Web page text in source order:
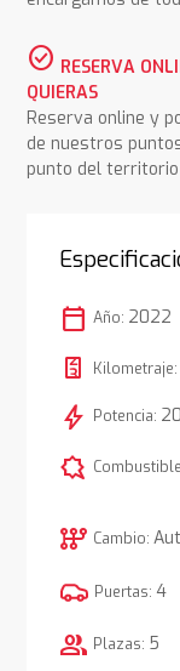
check_circle RESERVA
QUIERAS
Reserva online y
de nuestros
punto del territorio
calendar_today Año: 2022
Kilometraje:
bolt Potencia:
comic_bubble
auto_transmission Cambio:
Puertas: 4
group Plazas: 5